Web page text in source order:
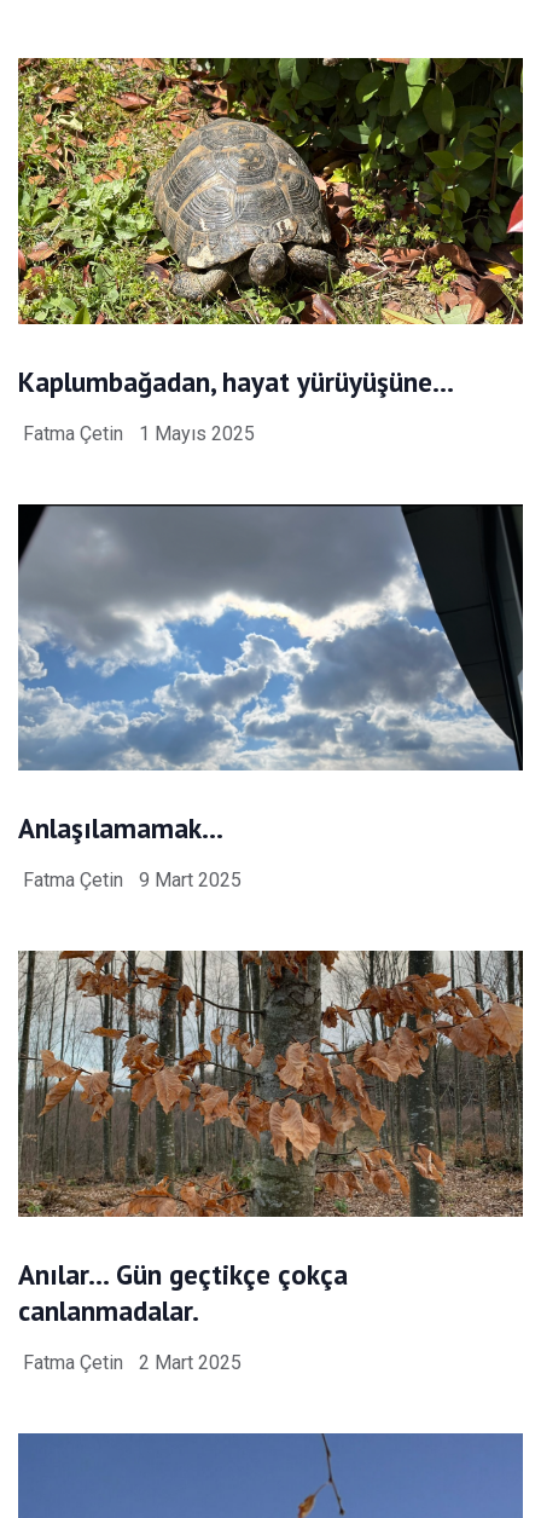
Kaplumbağadan, hayat yürüyüşüne…
Fatma Çetin 1 Mayıs 2025
Anlaşılamamak…
Fatma Çetin 9 Mart 2025
Anılar… Gün geçtikçe çokça
canlanmadalar.
Fatma Çetin 2 Mart 2025